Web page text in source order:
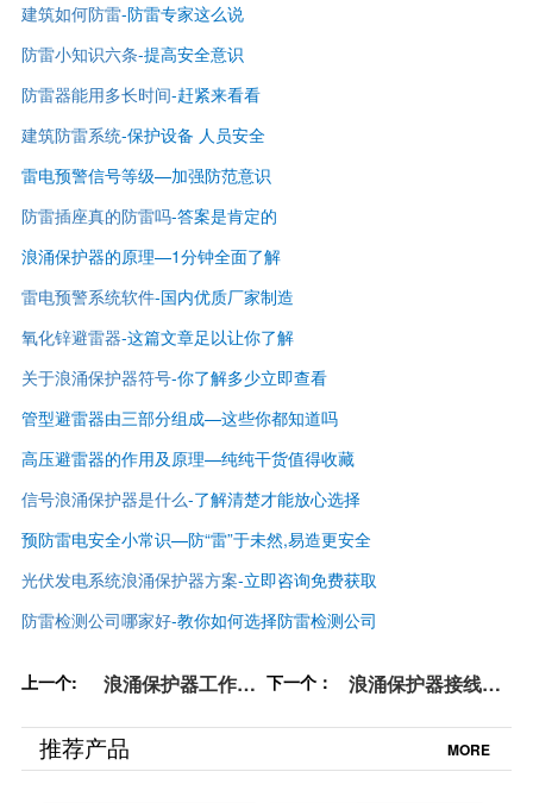
建筑如何防雷-防雷专家这么说
防雷小知识六条-提高安全意识
防雷器能用多长时间-赶紧来看看
建筑防雷系统-保护设备 人员安全
雷电预警信号等级—加强防范意识
防雷插座真的防雷吗-答案是肯定的
浪涌保护器的原理—1分钟全面了解
雷电预警系统软件-国内优质厂家制造
氧化锌避雷器-这篇文章足以让你了解
关于浪涌保护器符号-你了解多少立即查看
管型避雷器由三部分组成—这些你都知道吗
高压避雷器的作用及原理—纯纯干货值得收藏
信号浪涌保护器是什么-了解清楚才能放心选择
预防雷电安全小常识—防“雷”于未然,易造更安全
光伏发电系统浪涌保护器方案-立即咨询免费获取
防雷检测公司哪家好-教你如何选择防雷检测公司
上一个:
浪涌保护器工作原
间理解【杭州易
造】
下一个：
浪涌保护器接线—
高手【杭州易造】
推荐产品 MORE